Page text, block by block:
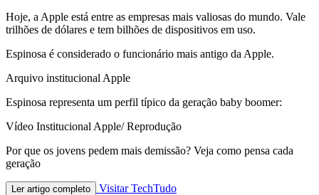
Hoje, a Apple está entre as empresas mais valiosas do mundo. Vale
trilhões de dólares e tem bilhões de dispositivos em uso.
Espinosa é considerado o funcionário mais antigo da Apple.
Arquivo institucional Apple
Espinosa representa um perfil típico da geração baby boomer:
Vídeo Institucional Apple/ Reprodução
Por que os jovens pedem mais demissão? Veja como pensa cada
geração
Ler artigo completo
Visitar TechTudo